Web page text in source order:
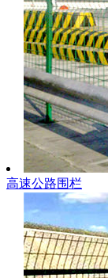
高速公路围栏